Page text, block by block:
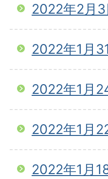
2022年2月3
2022年1月
2022年1月
2022年1月
2022年1月